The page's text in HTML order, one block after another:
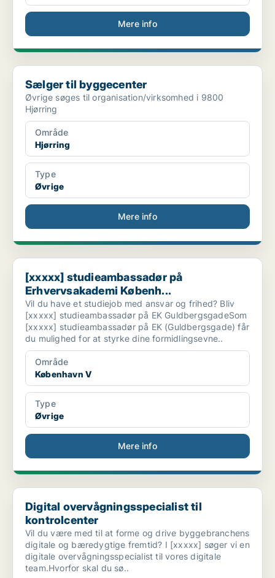
Mere info
Sælger til byggecenter
Sælger til byggecenter
Øvrige søges til organisation/virksomhed i 9800
Hjørring
Område
Hjørring
Type
Øvrige
Mere info
[xxxxx] studieambassadør på Erhvervsakademi Københ...
[xxxxx] studieambassadør på
Erhvervsakademi Københ...
Vil du have et studiejob med ansvar og frihed? Bliv
[xxxxx] studieambassadør på EK GuldbergsgadeSom
[xxxxx] studieambassadør på EK (Guldbergsgade) får
du mulighed for at styrke dine formidlingsevne..
Område
København V
Type
Øvrige
Mere info
Digital overvågningsspecialist til kontrolcenter
Digital overvågningsspecialist til
kontrolcenter
Vil du være med til at forme og drive byggebranchens
digitale og bæredygtige fremtid? I [xxxxx] søger vi en
digitale overvågningsspecialist til vores digitale
team.Hvorfor skal du sø..